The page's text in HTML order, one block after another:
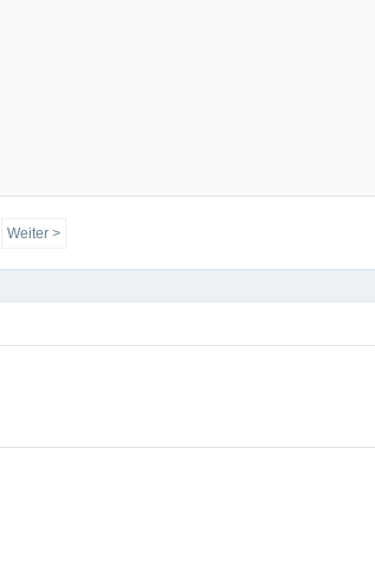
Weiter >